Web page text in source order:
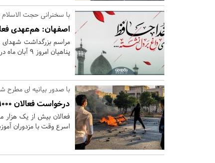
با سخنرانی حجت الاسلام
اصفهان: هم‌عهدی
مراسم بزرگداشت
پناهیان امروز 9 آبان ماه در آستان مقدس امامزاده شاه میرحمزه اصفهان برگزار می شود.
با صدور بیانیه ای مطرح
درخواست فعالان 1000 مسجد و هیأت مذهبی/ با رهبران اغتشاشات برخورد کنید
فعالان بیش از یک هزار
اسرع وقت با مزدوران